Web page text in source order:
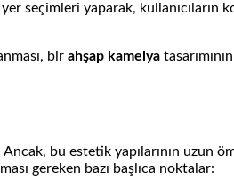
seçimleri yaparak,
bir ahşap kamelya
bu estetik yapılarının uzun
gereken bazı başlıca noktalar: